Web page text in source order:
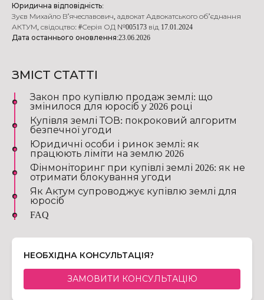
Юридична відповідність:
Зуєв Михайло В'ячеславович, адвокат Адвокатського об’єднання
АКТУМ, свідоцтво: #Серія ОД №005173 від 17.01.2024
Дата останнього оновлення:23.06.2026
ЗМІСТ СТАТТІ
Закон про купівлю продаж землі: що
змінилося для юросіб у 2026 році
Купівля землі ТОВ: покроковий алгоритм
безпечної угоди
Юридичні особи і ринок землі: як
працюють ліміти на землю 2026
Фінмоніторинг при купівлі землі 2026: як не
отримати блокування угоди
Як Актум супроводжує купівлю землі для
юросіб
FAQ
НЕОБХІДНА КОНСУЛЬТАЦІЯ?
ЗАМОВИТИ КОНСУЛЬТАЦІЮ